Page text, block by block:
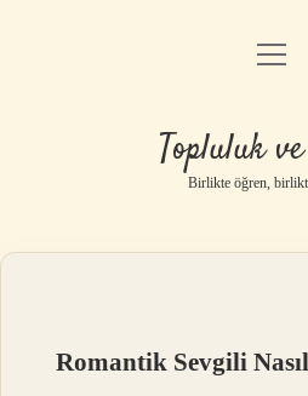
Anasayfa
Gizlilik
Yasal
Topluluk
Birlikte öğren,
Romantik Sevgili